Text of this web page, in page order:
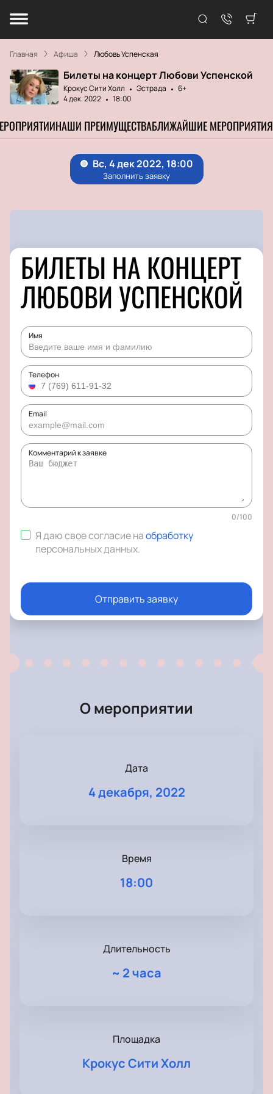
Главная Афиша Любовь Успенская
Билеты на концерт Любови Успенской
Крокус Сити Холл Эстрада
6+
4 дек. 2022
18:00
НАШИ ПРЕИМУЩЕСТВАБЛИЖАЙШИЕ МЕРОПРИЯТИЯ
БИЛЕТЫ НА КОНЦЕРТ
ЛЮБОВИ УСПЕНСКОЙ
Имя
Телефон
Email
Комментарий к заявке
0/100
Я даю свое согласие наобработку
персональных данных.
Отправить заявку
О мероприятии
Дата
4 декабря, 2022
Время
18:00
Длительность
~ 2 часа
Площадка
Крокус Сити Холл